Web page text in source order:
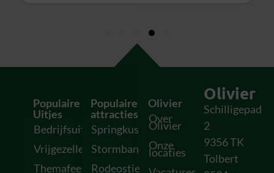
Populaire
Uitjes
Bedrijfsuitjes
Vrijgezellenfeesten
Themafeesten
Populaire
attracties
Springkussens
Stormbanen
Rodeostieren
Olivier
Over
Olivier
Onze
locaties
Olivier
Schilligepad
2
9356 TK
Tolbert